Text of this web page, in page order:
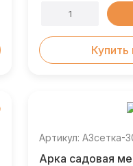
Купить
Артикул: АЗсетка-
Арка садовая